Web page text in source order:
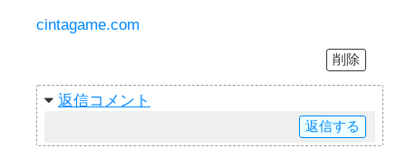
cintagame.com
削除
返信
返信